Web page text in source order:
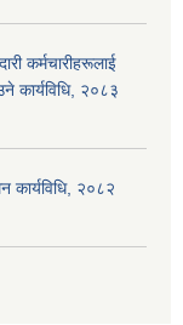
कर्मचारीहरूलाई
कार्यविधि, २०८३
कार्यविधि, २०८२